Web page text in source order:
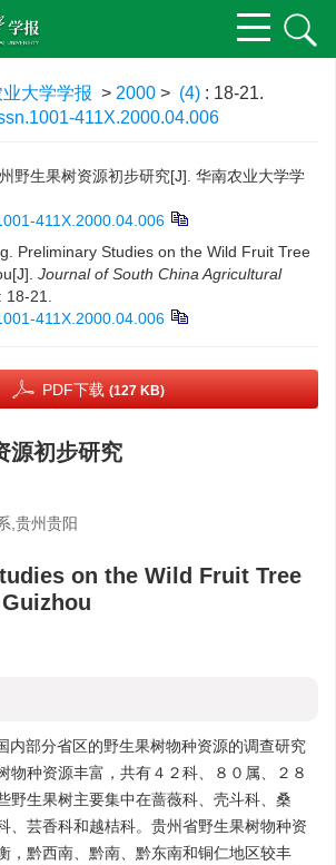
大学学报 > 2000 > (4) : 18-21.
411X.2000.04.006
野生果树资源初步研究[J]. 华南农业大学学
411X.2000.04.006
Preliminary Studies on the Wild Fruit Tree
Journal of South China Agricultural
21.
411X.2000.04.006
PDF下载 (127 KB)
源初步研究
,贵州贵阳
on the Wild Fruit Tree
内部分省区的野生果树物种资源的调查研究
物种资源丰富，共有４２科、８０属、２８
野生果树主要集中在蔷薇科、壳斗科、桑
、芸香科和越桔科。贵州省野生果树物种资
，黔西南、黔南、黔东南和铜仁地区较丰